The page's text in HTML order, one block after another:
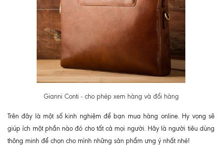
Gianni Conti - cho phép xem hàng và đổi hàng
Trên đây là một số kinh nghiệm để bạn mua hàng online. Hy vọng sẽ
giúp ích một phần nào đó cho tất cả mọi người. Hãy là người tiêu dùng
thông minh để chọn cho mình những sản phẩm ưng ý nhất nhé!